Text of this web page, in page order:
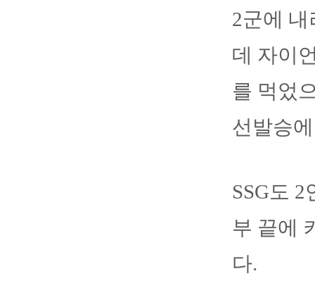
2군에
데 자이
를 먹었
선발승
SSG도
부 끝에
다.